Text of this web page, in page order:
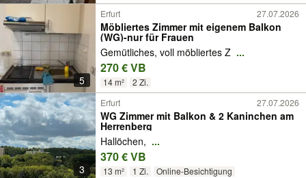
5
Erfurt 27.07.2026
Möbliertes Zimmer mit eigenem Balkon
(WG)-nur für Frauen
Gemütliches, voll möbliertes Z ...
270 € VB
14 m² 2 Zi.
3
Erfurt 27.07.2026
WG Zimmer mit Balkon & 2 Kaninchen am
Herrenberg
Hallöchen, ...
370 € VB
13 m² 1 Zi. Online-Besichtigung